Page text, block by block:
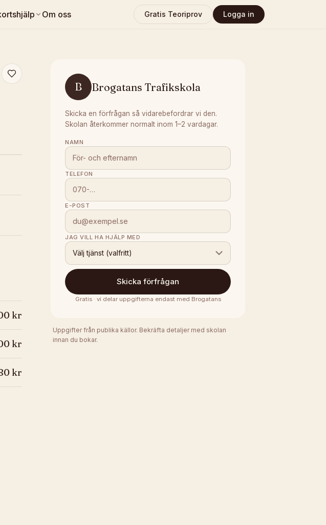
Om oss Gratis Teoriprov Logga in
kr
kr
kr
B Brogatans Trafikskola
Skicka en förfrågan så vidarebefordrar vi den.
Skolan återkommer normalt inom 1–2 vardagar.
NAMN
TELEFON
E-POST
JAG VILL HA HJÄLP MED
Välj tjänst (valfritt)
Skicka förfrågan
Gratis · vi delar uppgifterna endast med Brogatans
Uppgifter från publika källor. Bekräfta detaljer med skolan
innan du bokar.